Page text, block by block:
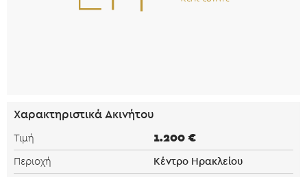
Χαρακτηριστικά Ακινήτου
Τιμή 1.200 €
Περιοχή Κέντρο Ηρακλείου